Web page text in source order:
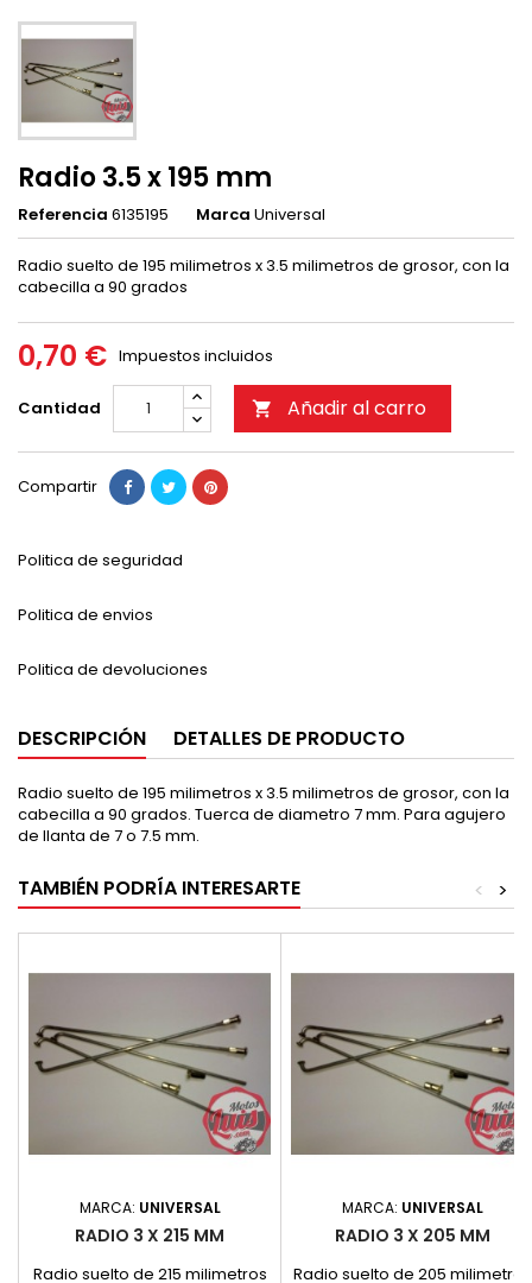
Radio 3.5 x 195 mm
Referencia 6135195 Marca Universal
Radio suelto de 195 milimetros x 3.5 milimetros de grosor, con la
cabecilla a 90 grados
0,70 € Impuestos incluidos
Cantidad  Añadir al carro
Compartir
Politica de seguridad
Politica de envios
Politica de devoluciones
DESCRIPCIÓN DETALLES DE PRODUCTO
Radio suelto de 195 milimetros x 3.5 milimetros de grosor, con la
cabecilla a 90 grados. Tuerca de diametro 7 mm. Para agujero
de llanta de 7 o 7.5 mm.
TAMBIÉN PODRÍA INTERESARTE >
<
MARCA: UNIVERSAL
RADIO 3 X 215 MM
Radio suelto de 215 milimetros
MARCA: UNIVERSAL
RADIO 3 X 205 MM
Radio suelto de 205 milimetros